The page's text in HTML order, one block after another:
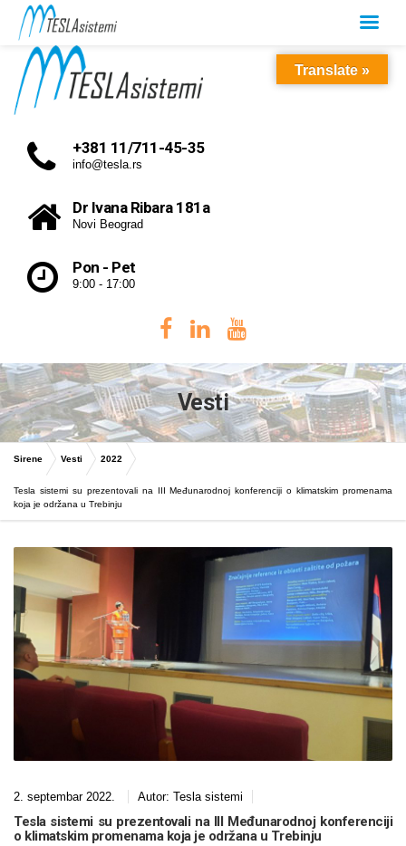
+381 11/711-45-35
info@tesla.rs
Dr Ivana Ribara 181a
Novi Beograd
Pon - Pet
9:00 - 17:00
Vesti
Sirene Vesti 2022
Tesla sistemi su prezentovali na III Međunarodnoj konferenciji o klimatskim promenama
koja je održana u Trebinju
2. septembar 2022. Autor: Tesla sistemi
Tesla sistemi su prezentovali na III Međunarodnoj konferenciji
o klimatskim promenama koja je održana u Trebinju
Translate »